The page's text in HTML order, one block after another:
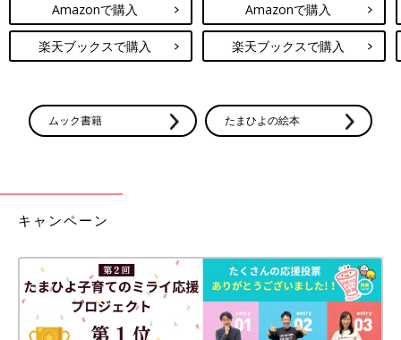
Amazonで購入
楽天ブックスで購入
Amazonで購入
楽天ブックスで購入
ムック書籍 たまひよの絵本
キャンペーン